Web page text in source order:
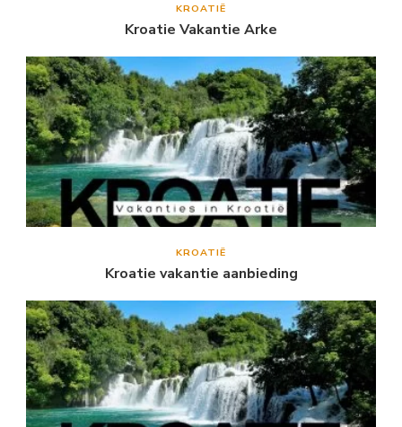
KROATIË
Kroatie Vakantie Arke
KROATIË
Kroatie vakantie aanbieding